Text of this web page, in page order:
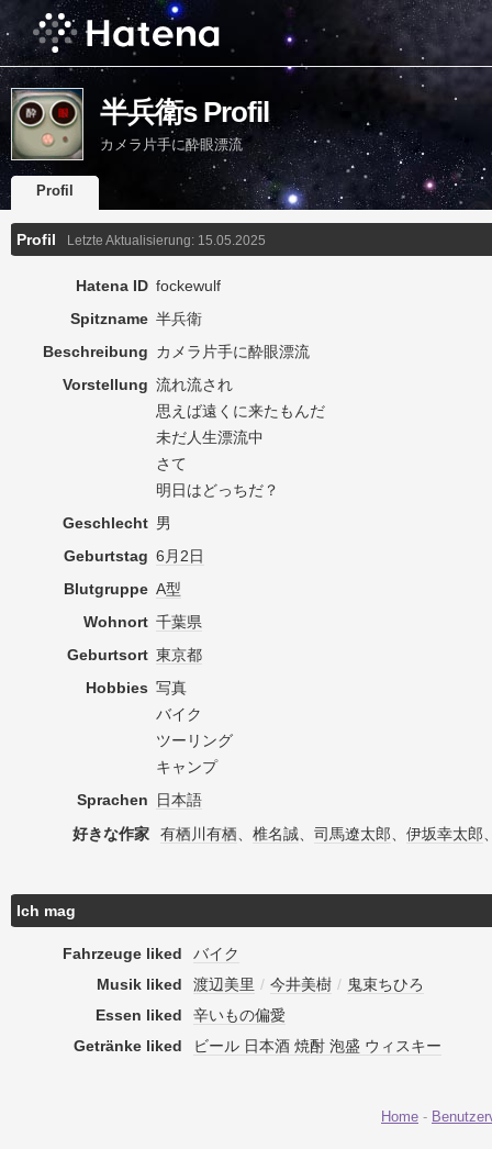
半兵衛s Profil
カメラ片手に酔眼漂流
Profil
Profil Letzte Aktualisierung: 15.05.2025
Hatena ID fockewulf
Spitzname 半兵衛
Beschreibung カメラ片手に酔眼漂流
Vorstellung 流れ流され
思えば遠くに来たもんだ
未だ人生漂流中
さて
明日はどっちだ？
Geschlecht 男
Geburtstag 6月2日
Blutgruppe A型
Wohnort 千葉県
Geburtsort 東京都
Hobbies 写真
バイク
ツーリング
キャンプ
Sprachen
日本語
好きな作家
有栖川有栖、 椎名誠、 司馬遼太郎、 伊坂幸太郎
Ich mag
Fahrzeuge liked
バイク
Musik liked
渡辺美里 / 今井美樹 / 鬼束ちひろ
Essen liked
辛いもの偏愛
Getränke liked
ビール 日本酒 焼酎 泡盛 ウィスキー
Home -